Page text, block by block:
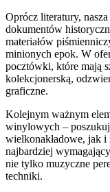
Oprócz literatury,
dokumentów
materiałów
minionych epok. W
pocztówki, które mają
kolekcjonerską,
graficzne.
Kolejnym ważnym
winylowych –
wielkonakładowe, jak
najbardziej
nie tylko muzyczne
techniki.